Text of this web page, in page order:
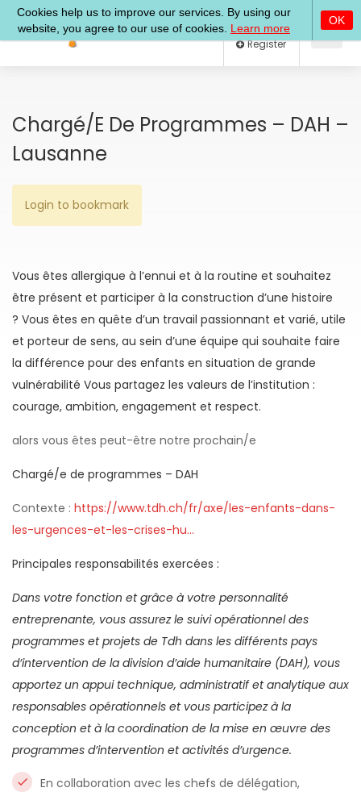
Log In
Chargé/e De Programmes – DAH –
Lausanne
Login to bookmark
Vous êtes allergique à l’ennui et à la routine et souhaitez
être présent et participer à la construction d’une histoire
? Vous êtes en quête d’un travail passionnant et varié, utile
et porteur de sens, au sein d’une équipe qui souhaite faire
la différence pour des enfants en situation de grande
vulnérabilité Vous partagez les valeurs de l’institution :
courage, ambition, engagement et respect.
alors vous êtes peut-être notre prochain/e
Chargé/e de programmes – DAH
Contexte : https://www.tdh.ch/fr/axe/les-enfants-dans-
les-urgences-et-les-crises-hu…
Principales responsabilités exercées :
Dans votre fonction et grâce à votre personnalité
entreprenante, vous assurez le suivi opérationnel des
programmes et projets de Tdh dans les différents pays
d’intervention de la division d’aide humanitaire (DAH), vous
apportez un appui technique, administratif et analytique aux
responsables opérationnels et vous participez à la
conception et à la coordination de la mise en œuvre des
programmes d’intervention et activités d’urgence.
En collaboration avec les chefs de délégation,